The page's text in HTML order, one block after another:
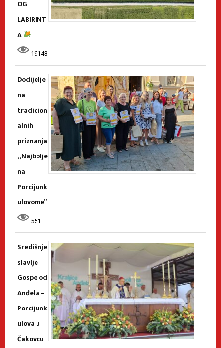
OG
LABIRINT
A
19143
Dodijelje
na
tradicion
alnih
priznanja
„Najbolje
na
Porcijunk
ulovome”
551
Središnje
slavlje
Gospe od
Anđela –
Porcijunk
ulova u
Čakovcu